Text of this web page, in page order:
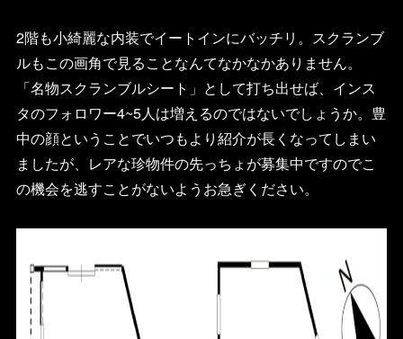
2階も小綺麗な内装でイートインにバッチリ。スクランブ
ルもこの画角で見ることなんてなかなかありません。
「名物スクランブルシート」として打ち出せば、インス
タのフォロワー4~5人は増えるのではないでしょうか。豊
中の顔ということでいつもより紹介が長くなってしまい
ましたが、レアな珍物件の先っちょが募集中ですのでこ
の機会を逃すことがないようお急ぎください。